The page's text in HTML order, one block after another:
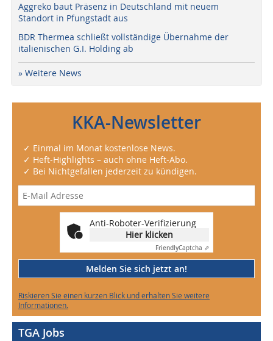
Aggreko baut Präsenz in Deutschland mit neuem
Standort in Pfungstadt aus
BDR Thermea schließt vollständige Übernahme der
italienischen G.I. Holding ab
» Weitere News
KKA-Newsletter
✓ Einmal im Monat kostenlose News.
✓ Heft-Highlights – auch ohne Heft-Abo.
✓ Bei Nichtgefallen jederzeit zu kündigen.
Anti-Roboter-Verifizierung
Hier klicken
FriendlyCaptcha ⇗
Melden Sie sich jetzt an!
Riskieren Sie einen kurzen Blick und erhalten Sie weitere
Informationen.
TGA Jobs